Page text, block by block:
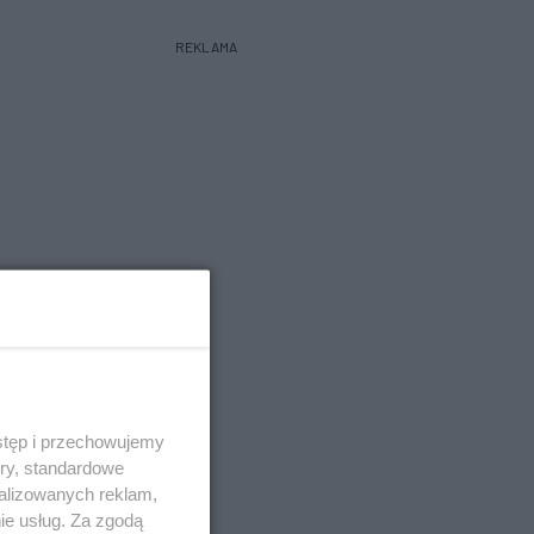
REKLAMA
i przechowujemy
standardowe
reklam,
usług. Za zgodą